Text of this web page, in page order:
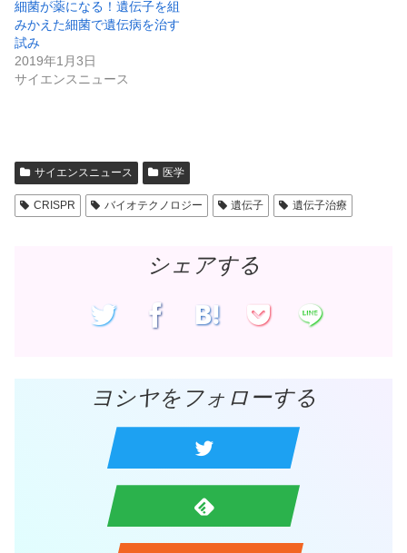
い
ウ
ィ
ド
ウ
で
開
し
て
く
さ
い
新
ウ
で
開
き
ま
す
細菌が薬になる！遺伝子を組
みかえた細菌で遺伝病を治す
試み
2019年1月3日
サイエンスニュース
サイエンスニュース 医学
CRISPR バイオテクノロジー 遺伝子 遺伝子治療
シェアする
ヨシヤをフォローする